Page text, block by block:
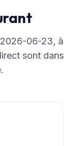
2026-06-23, à
sont dans